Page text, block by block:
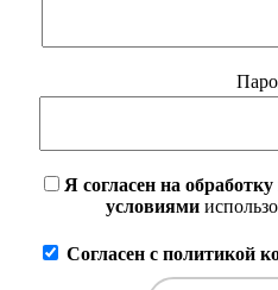
Я согласен на обработку
условиями
Согласен с политикой